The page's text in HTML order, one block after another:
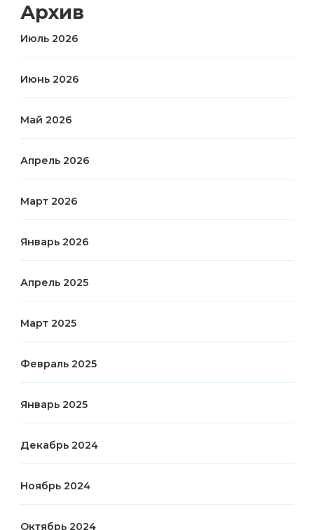
Архив
Июль 2026
Июнь 2026
Май 2026
Апрель 2026
Март 2026
Январь 2026
Апрель 2025
Март 2025
Февраль 2025
Январь 2025
Декабрь 2024
Ноябрь 2024
Октябрь 2024